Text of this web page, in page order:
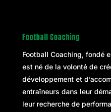
Football Coaching
Football Coaching, fondé
est né de la volonté de
développement et
entraîneurs dans leur
leur recherche de